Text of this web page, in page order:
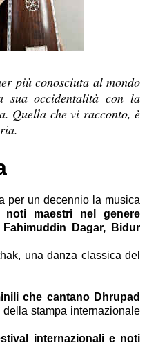
più conosciuta al mondo
sua occidentalità con la
Quella che vi racconto, è
per un decennio la musica
noti maestri nel genere
Fahimuddin Dagar, Bidur
una danza classica del
che cantano Dhrupad
stampa internazionale
internazionali e noti